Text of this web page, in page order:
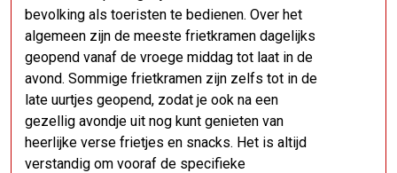
bevolking als toeristen te bedienen. Over het
algemeen zijn de meeste frietkramen dagelijks
geopend vanaf de vroege middag tot laat in de
avond. Sommige frietkramen zijn zelfs tot in de
late uurtjes geopend, zodat je ook na een
gezellig avondje uit nog kunt genieten van
heerlijke verse frietjes en snacks. Het is altijd
verstandig om vooraf de specifieke